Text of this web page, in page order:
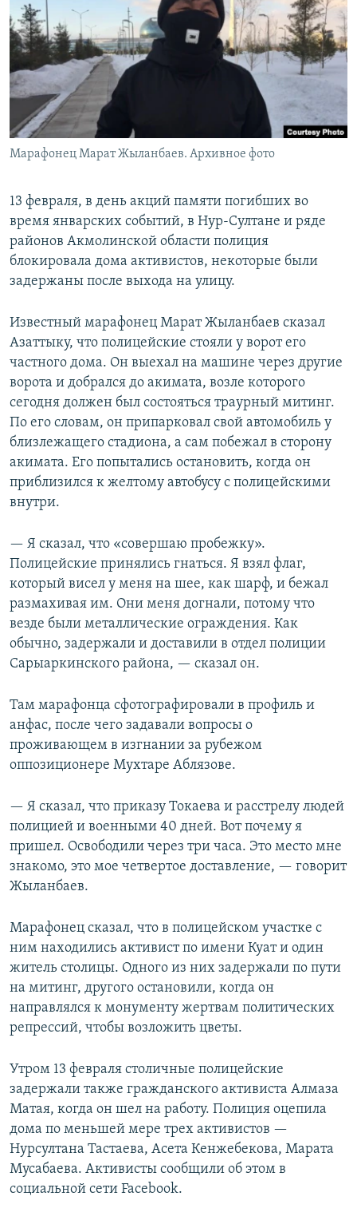
Марафонец Марат Жыланбаев. Архивное фото
13 февраля, в день акций памяти погибших во
время январских событий, в Нур-Султане и ряде
районов Акмолинской области полиция
блокировала дома активистов, некоторые были
задержаны после выхода на улицу.
Известный марафонец Марат Жыланбаев сказал
Азаттыку, что полицейские стояли у ворот его
частного дома. Он выехал на машине через другие
ворота и добрался до акимата, возле которого
сегодня должен был состояться траурный митинг.
По его словам, он припарковал свой автомобиль у
близлежащего стадиона, а сам побежал в сторону
акимата. Его попытались остановить, когда он
приблизился к желтому автобусу с полицейскими
внутри.
— Я сказал, что «совершаю пробежку».
Полицейские принялись гнаться. Я взял флаг,
который висел у меня на шее, как шарф, и бежал
размахивая им. Они меня догнали, потому что
везде были металлические ограждения. Как
обычно, задержали и доставили в отдел полиции
Сарыаркинского района, — сказал он.
Там марафонца сфотографировали в профиль и
анфас, после чего задавали вопросы о
проживающем в изгнании за рубежом
оппозиционере Мухтаре Аблязове.
— Я сказал, что приказу Токаева и расстрелу людей
полицией и военными 40 дней. Вот почему я
пришел. Освободили через три часа. Это место мне
знакомо, это мое четвертое доставление, — говорит
Жыланбаев.
Марафонец сказал, что в полицейском участке с
ним находились активист по имени Куат и один
житель столицы. Одного из них задержали по пути
на митинг, другого остановили, когда он
направлялся к монументу жертвам политических
репрессий, чтобы возложить цветы.
Утром 13 февраля столичные полицейские
задержали также гражданского активиста Алмаза
Матая, когда он шел на работу. Полиция оцепила
дома по меньшей мере трех активистов —
Нурсултана Тастаева, Асета Кенжебекова, Марата
Мусабаева. Активисты сообщили об этом в
социальной сети Facebook.